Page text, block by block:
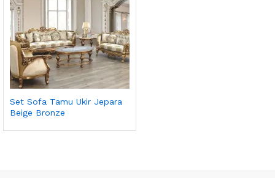
Set Sofa Tamu Ukir Jepara
Beige Bronze